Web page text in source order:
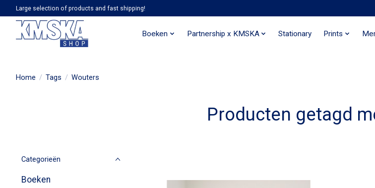
Large selection of products and fast shipping!
Boeken Partnership x KMSKA Stationary Prints
Home / Tags / Wouters
Producten getagd
Categorieën
Boeken